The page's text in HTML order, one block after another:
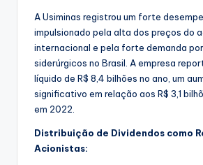
A Usiminas registrou um forte
impulsionado pela alta dos preços do
internacional e pela forte demanda
siderúrgicos no Brasil. A empresa
líquido de R$ 8,4 bilhões no ano, um
significativo em relação aos R$ 3,1
em 2022.
Distribuição de Dividendos como
Acionistas: